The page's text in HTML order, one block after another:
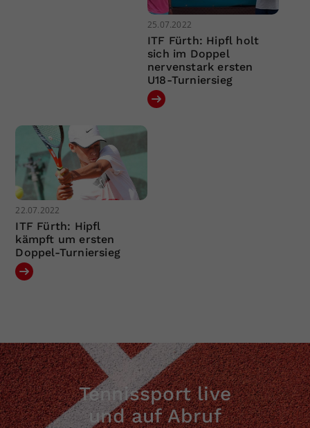
25.07.2022
ITF Fürth: Hipfl holt
sich im Doppel
nervenstark ersten
U18-Turniersieg
22.07.2022
ITF Fürth: Hipfl
kämpft um ersten
Doppel-Turniersieg
Tennissport live
und auf Abruf